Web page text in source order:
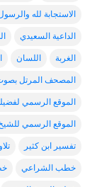
الاستجابة لله
الداعية السعيدي
الغربة اللسان
المصحف المرتل
الموقع الرسمي
الموقع الرسمي
تفسير ابن كثير
خطب الشراعي